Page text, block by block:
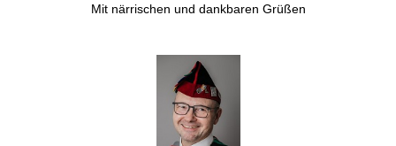
Mit närrischen und dankbaren Grüßen